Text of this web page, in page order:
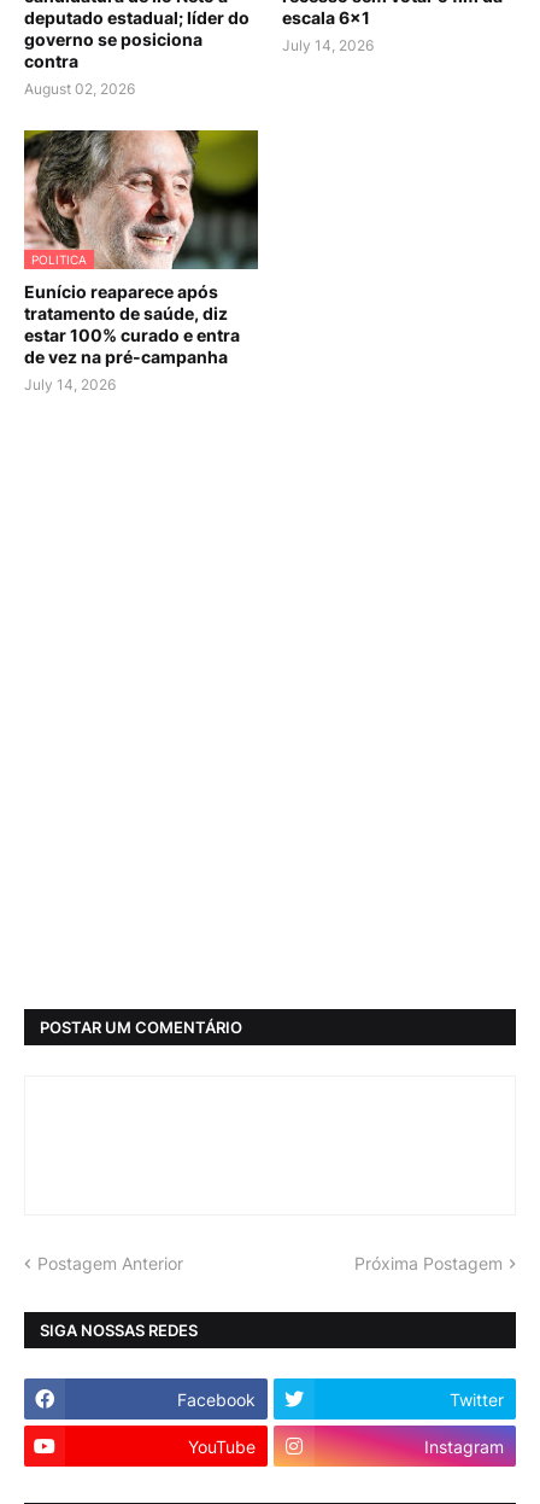
deputado estadual; líder do
governo se posiciona
contra
August 02, 2026
escala 6×1
July 14, 2026
POLITICA
Eunício reaparece após
tratamento de saúde, diz
estar 100% curado e entra
de vez na pré-campanha
July 14, 2026
POSTAR UM COMENTÁRIO
Postagem Anterior Próxima Postagem
SIGA NOSSAS REDES
Facebook Twitter
YouTube Instagram